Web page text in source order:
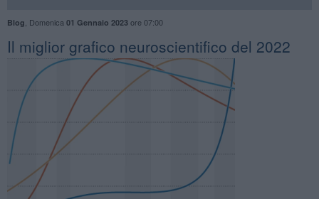
Blog Domenica 01 Gennaio 2023ore 07:00
Il miglior grafico neuroscientifico del 2022